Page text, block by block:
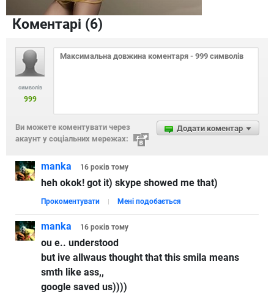
Коментарі (6)
символів
999
Додати коментар
Ви можете коментувати через
акаунт у соціальних мережах:
manka 16 років тому
heh okok! got it) skype showed me that)
Прокоментувати Мені подобається
manka 16 років тому
ou e.. understood
but ive allwaus thought that this smila means
smth like ass,,
google saved us))))